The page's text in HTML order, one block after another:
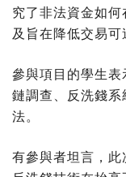
究了非法資金如
及旨在降低交易可
參與項目的學生
鏈調查、反洗錢
法。
有參與者坦言，